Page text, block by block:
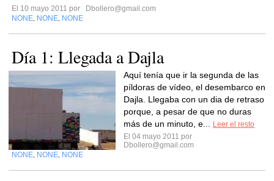
El 10 mayo 2011 por
Dbollero@gmail.com
NONE NONE NONE
Día 1: Llegada a Dajla
Aquí tenía que ir la segunda de las
píldoras de vídeo, el desembarco en
Dajla. Llegaba con un dia de retraso
porque, a pesar de que no duras
más de un minuto, e...
Leer el resto
El 04 mayo 2011 por
Dbollero@gmail.com
NONE NONE NONE